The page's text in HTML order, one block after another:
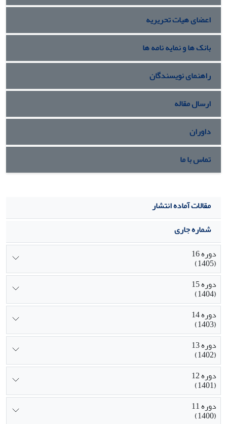
اعضای هیات تحریریه
بانک ها و نمایه نامه ها
راهنمای نویسندگان
ارسال مقاله
داوران
تماس با ما
مقالات آماده انتشار
شماره جاری
دوره 16
(1405)
دوره 15
(1404)
دوره 14
(1403)
دوره 13
(1402)
دوره 12
(1401)
دوره 11
(1400)